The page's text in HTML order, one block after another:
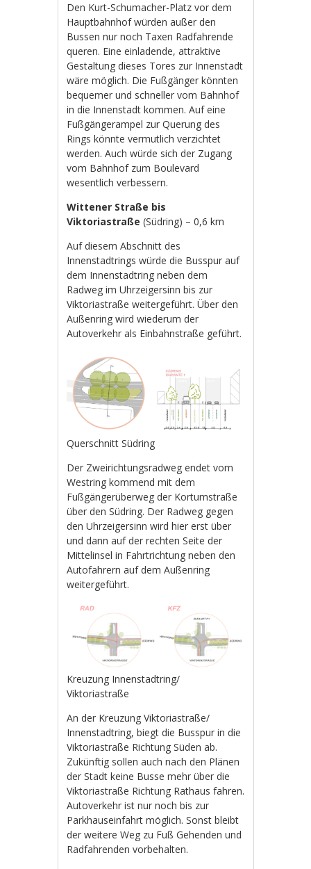
Den Kurt-Schumacher-Platz vor dem
Hauptbahnhof würden außer den
Bussen nur noch Taxen Radfahrende
queren. Eine einladende, attraktive
Gestaltung dieses Tores zur Innenstadt
wäre möglich. Die Fußgänger könnten
bequemer und schneller vom Bahnhof
in die Innenstadt kommen. Auf eine
Fußgängerampel zur Querung des
Rings könnte vermutlich verzichtet
werden. Auch würde sich der Zugang
vom Bahnhof zum Boulevard
wesentlich verbessern.
Wittener Straße bis
Viktoriastraße (Südring) – 0,6 km
Auf diesem Abschnitt des
Innenstadtrings würde die Busspur auf
dem Innenstadtring neben dem
Radweg im Uhrzeigersinn bis zur
Viktoriastraße weitergeführt. Über den
Außenring wird wiederum der
Autoverkehr als Einbahnstraße geführt.
Querschnitt Südring
Der Zweirichtungsradweg endet vom
Westring kommend mit dem
Fußgängerüberweg der Kortumstraße
über den Südring. Der Radweg gegen
den Uhrzeigersinn wird hier erst über
und dann auf der rechten Seite der
Mittelinsel in Fahrtrichtung neben den
Autofahrern auf dem Außenring
weitergeführt.
Kreuzung Innenstadtring/
Viktoriastraße
An der Kreuzung Viktoriastraße/
Innenstadtring, biegt die Busspur in die
Viktoriastraße Richtung Süden ab.
Zukünftig sollen auch nach den Plänen
der Stadt keine Busse mehr über die
Viktoriastraße Richtung Rathaus fahren.
Autoverkehr ist nur noch bis zur
Parkhauseinfahrt möglich. Sonst bleibt
der weitere Weg zu Fuß Gehenden und
Radfahrenden vorbehalten.